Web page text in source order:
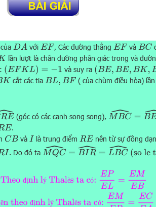
DA với EF , Các đường thẳng EF và BC
lần lượt là chân đường phân giác trong và
(EFKL)=−1 và suy ra (BE,BE ,BK,B L)=−1
K cắt các tia BL,BF
( của chùm điều hòa)
(góc có các cạnh song song), MBC^=
^
.
CB và I là trung điểm RE
nên từ sự đồng
. Do đó taMQC^= R^=LB (so le trong)
đị ý è ó
ê đị ý è ó
lý Thalès ta có: EP = Do C BA nên